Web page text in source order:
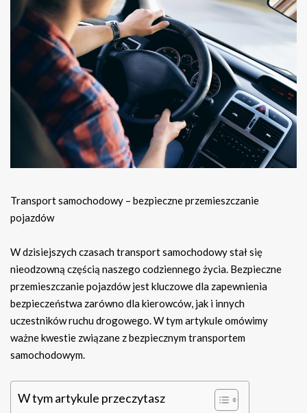
Transport samochodowy – bezpieczne przemieszczanie
pojazdów
W dzisiejszych czasach transport samochodowy stał się
nieodzowną częścią naszego codziennego życia. Bezpieczne
przemieszczanie pojazdów jest kluczowe dla zapewnienia
bezpieczeństwa zarówno dla kierowców, jak i innych
uczestników ruchu drogowego. W tym artykule omówimy
ważne kwestie związane z bezpiecznym transportem
samochodowym.
W tym artykule przeczytasz